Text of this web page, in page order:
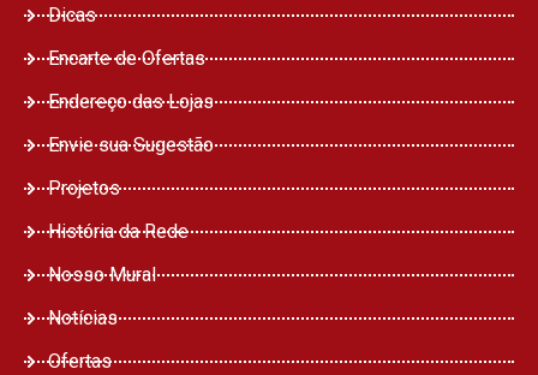
Dicas
Encarte de Ofertas
Endereço das Lojas
Envie sua Sugestão
Projetos
História da Rede
Nosso Mural
Notícias
Ofertas